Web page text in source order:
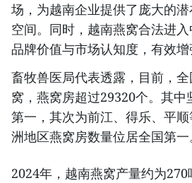
场，为越南企业提供了庞大的
空间。同时，越南燕窝合法进
品牌价值与市场认知度，有效增
畜牧兽医局代表透露，目前，
窝，燕窝房超过29320个。其中
第一，其次为前江、得乐、平
洲地区燕窝房数量位居全国第一
2024年，越南燕窝产量约为270